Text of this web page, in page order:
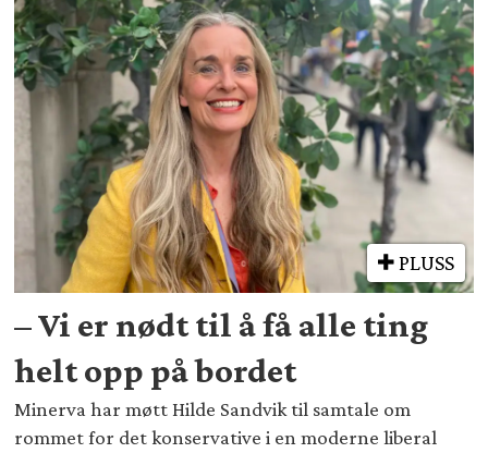
PLUSS
– Vi er nødt til å få alle ting
helt opp på bordet
Minerva har møtt Hilde Sandvik til samtale om
rommet for det konservative i en moderne liberal